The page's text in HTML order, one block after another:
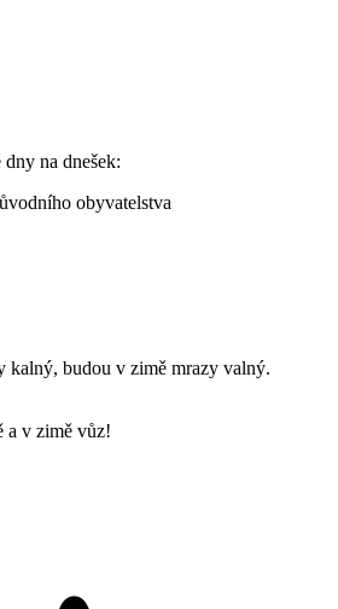
na dnešek:
obyvatelstva
kalný, budou v zimě mrazy valný.
a v zimě vůz!